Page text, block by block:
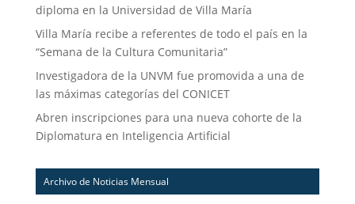
diploma en la Universidad de Villa María
Villa María recibe a referentes de todo el país en la
“Semana de la Cultura Comunitaria”
Investigadora de la UNVM fue promovida a una de
las máximas categorías del CONICET
Abren inscripciones para una nueva cohorte de la
Diplomatura en Inteligencia Artificial
Archivo de Noticias Mensual